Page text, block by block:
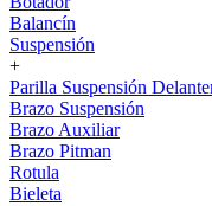
Balancín
Suspensión
+
Parilla Suspensión
Brazo Suspensión
Brazo Auxiliar
Brazo Pitman
Rotula
Bieleta